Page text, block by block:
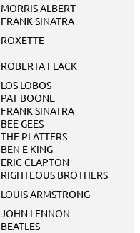
MORRIS ALBERT
FRANK SINATRA
ROXETTE
ROBERTA FLACK
LOS LOBOS
PAT BOONE
FRANK SINATRA
BEE GEES
THE PLATTERS
BEN E KING
ERIC CLAPTON
RIGHTEOUS BROTHERS
LOUIS ARMSTRONG
JOHN LENNON
BEATLES